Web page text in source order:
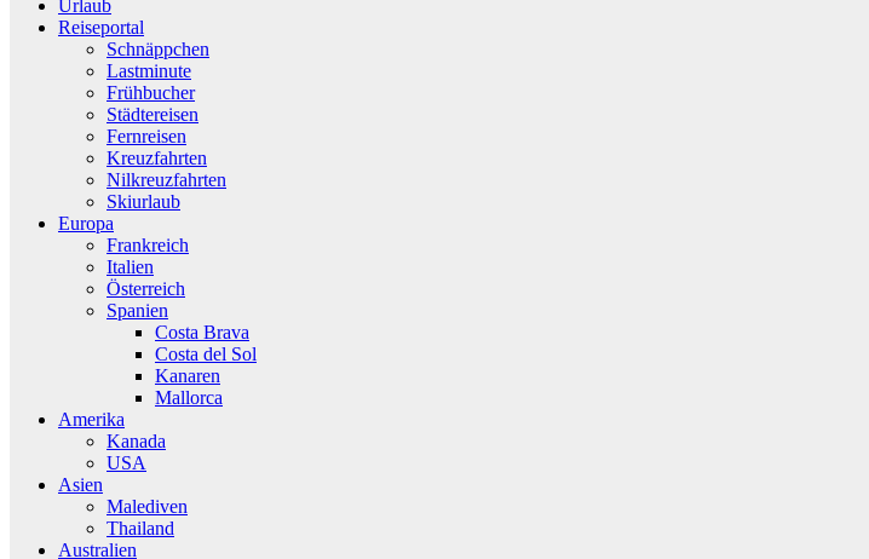
Urlaub
Reiseportal
Schnäppchen
Lastminute
Frühbucher
Städtereisen
Fernreisen
Kreuzfahrten
Nilkreuzfahrten
Skiurlaub
Europa
Frankreich
Italien
Österreich
Spanien
Costa Brava
Costa del Sol
Kanaren
Mallorca
Amerika
Kanada
USA
Asien
Malediven
Thailand
Australien